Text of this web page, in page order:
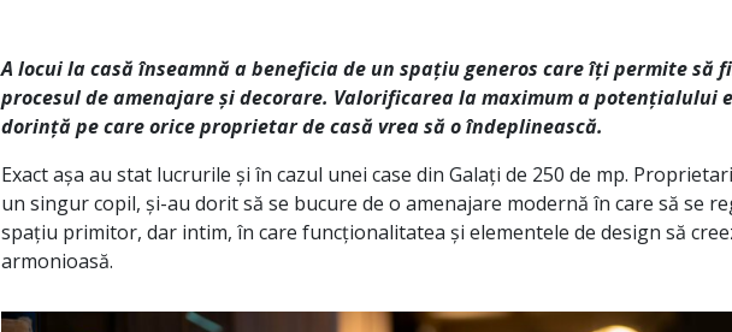
A locui la casă înseamnă a beneficia de un spațiu generos care îți permite să
procesul de amenajare și decorare. Valorificarea la maximum a potențialului
dorință pe care orice proprietar de casă vrea să o îndeplinească.
Exact așa au stat lucrurile și în cazul unei case din Galați de 250 de mp.
un singur copil, și-au dorit să se bucure de o amenajare modernă în care să se
spațiu primitor, dar intim, în care funcționalitatea și elementele de design să
armonioasă.